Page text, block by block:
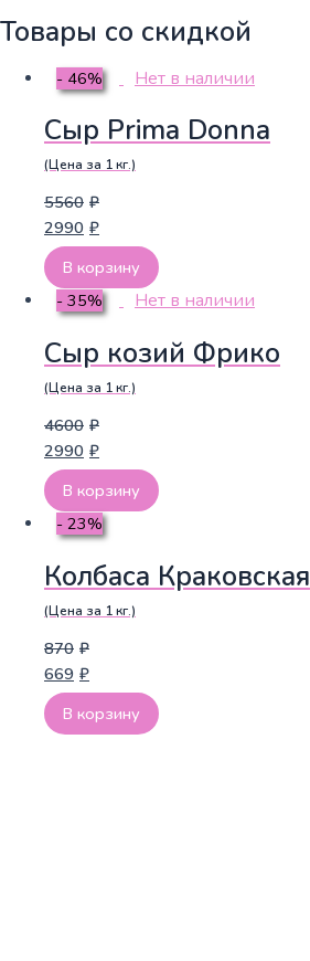
Товары со скидкой
- 46% Нет в наличии
Сыр Prima Donna
(Цена за 1 кг.)
5560 ₽
2990 ₽
В корзину
- 35%
Нет в наличии
Сыр козий Фрико
(Цена за 1 кг.)
4600 ₽
2990 ₽
В корзину
- 23%
Колбаса Краковская
(Цена за 1 кг.)
870 ₽
669 ₽
В корзину